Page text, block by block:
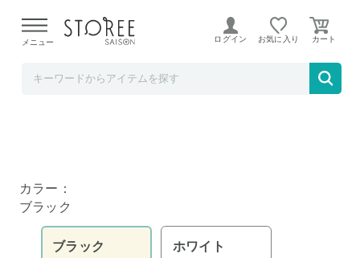
よる配送遅延が発生しております。
メニュー ログイン お気に入り
スチールベッド シングル ブラック
カラー：
ブラック
ブラック ホワイト